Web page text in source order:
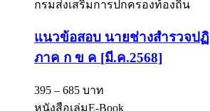
กรมส่งเสริมการปกครองท้องถิ่น
แนวข้อสอบ นายช่างสำรวจป
ภาค ก ข ค [มี.ค.2568]
395 – 685 บาท
หนังสือเล่มE-Book